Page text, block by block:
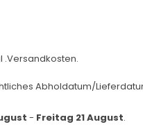
.Versandkosten.
Abholdatum/
- Freitag 21 August.